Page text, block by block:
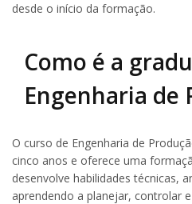
desde o início da formação.
Como é a
Engenharia de
O curso de Engenharia de
cinco anos e oferece uma
desenvolve habilidades técnicas,
aprendendo a planejar, controlar